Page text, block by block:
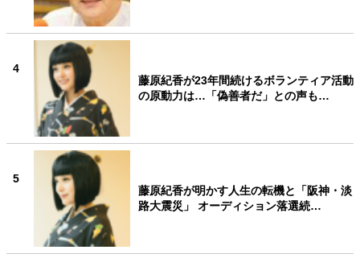
4
藤原紀香が23年間続けるボランティア活動
の原動力は…「偽善者だ」との声も…
5
藤原紀香が明かす人生の転機と「阪神・淡
路大震災」 オーディション落選続…